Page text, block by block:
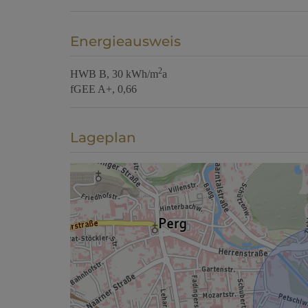
Energieausweis
HWB B, 30 kWh/m2a
fGEE A+, 0,66
Lageplan